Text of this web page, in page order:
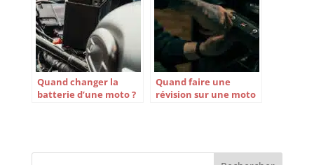
Quand changer la
batterie d’une moto ?
Quand faire une
révision sur une moto